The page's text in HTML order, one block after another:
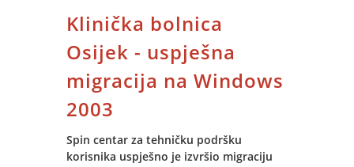
VPN mreže za rad u realnom vremenu,
obuku korisnika, prijenos podataka iz
stare aplikacije.
Klinička bolnica
Osijek - uspješna
migracija na Windows
2003
Spin centar za tehničku podršku
korisnika uspješno je izvršio migraciju